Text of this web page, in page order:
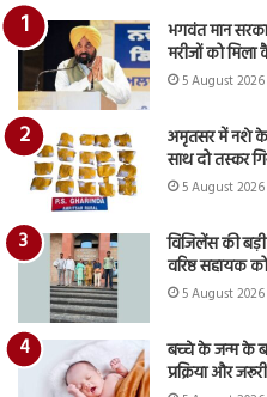
भगवंत मान
मरीजों को
5 August
अमृतसर में नशे के
साथ दो तस्कर
5 August 2026
विजिलेंस की
वरिष्ठ सहायक
5 August
बच्चे के जन्म के
प्रक्रिया और